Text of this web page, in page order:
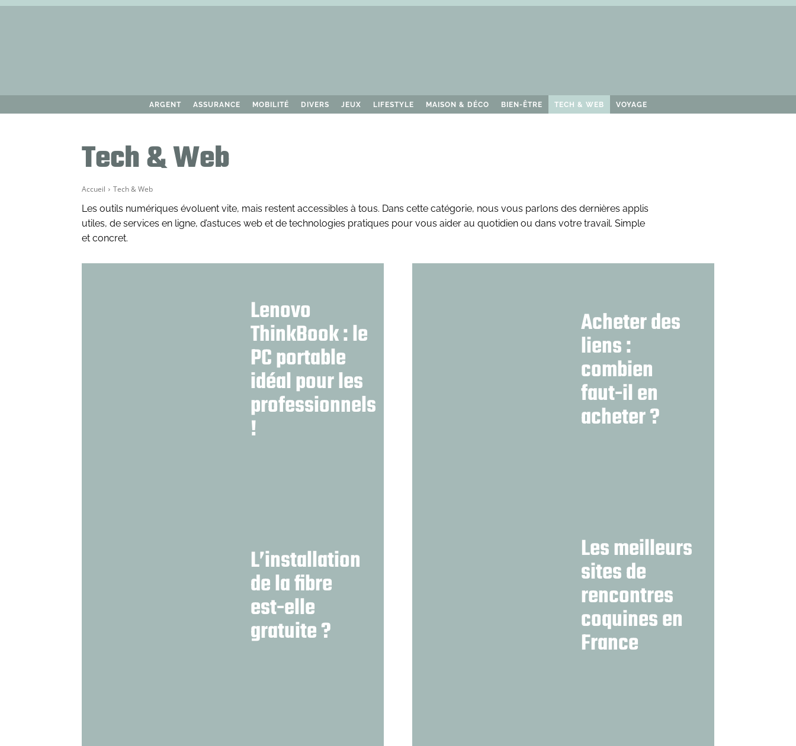
ARGENT ASSURANCE MOBILITÉ DIVERS JEUX LIFESTYLE MAISON & DÉCO BIEN-ÊTRE TECH & WEB VOYAGE
Tech & Web
Accueil Tech & Web
Les outils numériques évoluent vite, mais restent accessibles à tous. Dans cette catégorie, nous vous parlons des dernières applis
utiles, de services en ligne, d’astuces web et de technologies pratiques pour vous aider au quotidien ou dans votre travail. Simple
et concret.
Lenovo
ThinkBook : le
PC portable
idéal pour les
professionnels
!
Acheter des
liens :
combien
faut-il en
acheter ?
L’installation
de la fibre
est-elle
gratuite ?
Les meilleurs
sites de
rencontres
coquines en
France